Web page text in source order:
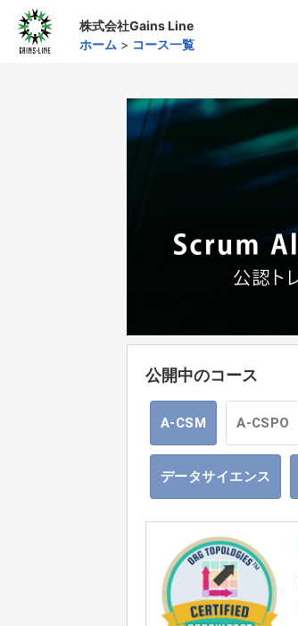
株式会社Gains Line
ホーム > コース一覧
公開中のコース
A-CSM A-CSPO
データサイエンス